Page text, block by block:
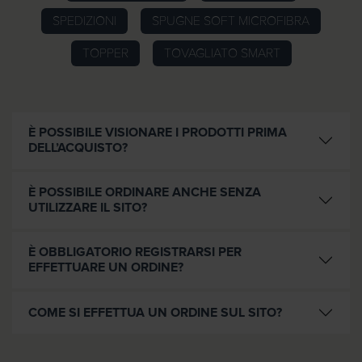
SPEDIZIONI
SPUGNE SOFT MICROFIBRA
TOPPER
TOVAGLIATO SMART
È POSSIBILE VISIONARE I PRODOTTI PRIMA
DELL’ACQUISTO?
È POSSIBILE ORDINARE ANCHE SENZA
UTILIZZARE IL SITO?
È OBBLIGATORIO REGISTRARSI PER
EFFETTUARE UN ORDINE?
COME SI EFFETTUA UN ORDINE SUL SITO?